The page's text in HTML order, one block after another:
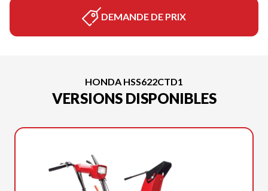
DEMANDE DE PRIX
HONDA HSS622CTD1
VERSIONS DISPONIBLES